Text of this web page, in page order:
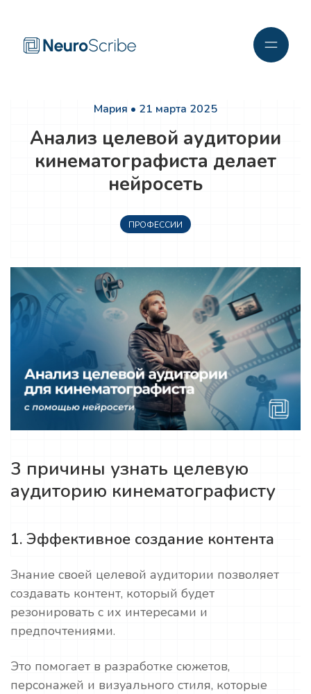
Мария • 21 марта 2025
Анализ целевой аудитории
кинематографиста делает
нейросеть
ПРОФЕССИИ
3 причины узнать целевую
аудиторию кинематографисту
1. Эффективное создание контента
Знание своей целевой аудитории позволяет
создавать контент, который будет
резонировать с их интересами и
предпочтениями.
Это помогает в разработке сюжетов,
персонажей и визуального стиля, которые